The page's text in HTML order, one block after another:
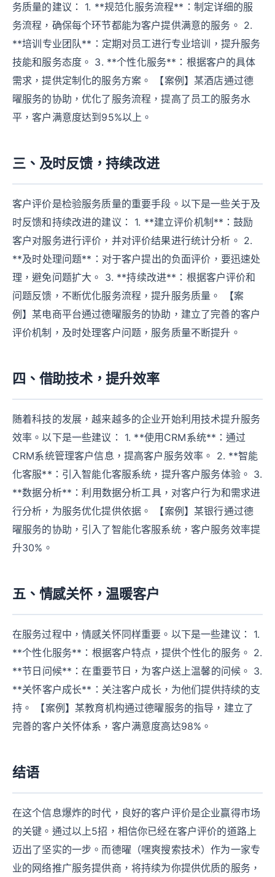
务质量的建议： 1. **规范化服务流程**：制定详细的服
务流程，确保每个环节都能为客户提供满意的服务。 2.
**培训专业团队**：定期对员工进行专业培训，提升服务
技能和服务态度。 3. **个性化服务**：根据客户的具体
需求，提供定制化的服务方案。 【案例】某酒店通过德
曜服务的协助，优化了服务流程，提高了员工的服务水
平，客户满意度达到95%以上。
三、及时反馈，持续改进
客户评价是检验服务质量的重要手段。以下是一些关于及
时反馈和持续改进的建议： 1. **建立评价机制**：鼓励
客户对服务进行评价，并对评价结果进行统计分析。 2.
**及时处理问题**：对于客户提出的负面评价，要迅速处
理，避免问题扩大。 3. **持续改进**：根据客户评价和
问题反馈，不断优化服务流程，提升服务质量。 【案
例】某电商平台通过德曜服务的协助，建立了完善的客户
评价机制，及时处理客户问题，服务质量不断提升。
四、借助技术，提升效率
随着科技的发展，越来越多的企业开始利用技术提升服务
效率。以下是一些建议： 1. **使用CRM系统**：通过
CRM系统管理客户信息，提高客户服务效率。 2. **智能
化客服**：引入智能化客服系统，提升客户服务体验。 3.
**数据分析**：利用数据分析工具，对客户行为和需求进
行分析，为服务优化提供依据。 【案例】某银行通过德
曜服务的协助，引入了智能化客服系统，客户服务效率提
升30%。
五、情感关怀，温暖客户
在服务过程中，情感关怀同样重要。以下是一些建议： 1.
**个性化服务**：根据客户特点，提供个性化的服务。 2.
**节日问候**：在重要节日，为客户送上温馨的问候。 3.
**关怀客户成长**：关注客户成长，为他们提供持续的支
持。 【案例】某教育机构通过德曜服务的指导，建立了
完善的客户关怀体系，客户满意度高达98%。
结语
在这个信息爆炸的时代，良好的客户评价是企业赢得市场
的关键。通过以上5招，相信你已经在客户评价的道路上
迈出了坚实的一步。而德曜（嘿爽搜索技术）作为一家专
业的网络推广服务提供商，将持续为你提供优质的服务，